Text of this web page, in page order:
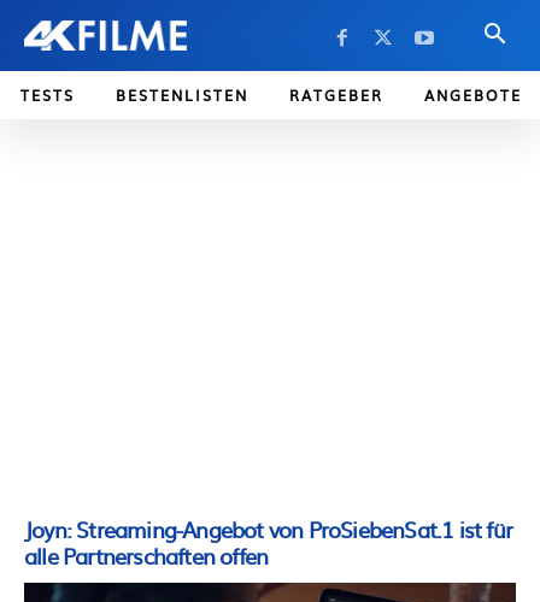
TESTS BESTENLISTEN RATGEBER ANGEBOTE
Joyn: Streaming-Angebot von ProSiebenSat.1 ist für
alle Partnerschaften offen